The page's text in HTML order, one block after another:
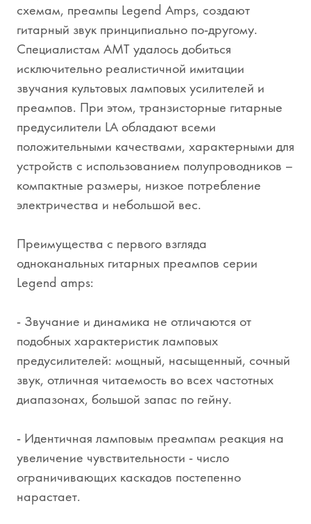
схемам, преампы Legend Amps, создают
гитарный звук принципиально по-другому.
Специалистам АМТ удалось добиться
исключительно реалистичной имитации
звучания культовых ламповых усилителей и
преампов. При этом, транзисторные гитарные
предусилители LA обладают всеми
положительными качествами, характерными для
устройств с использованием полупроводников –
компактные размеры, низкое потребление
электричества и небольшой вес.
Преимущества с первого взгляда
одноканальных гитарных преампов серии
Legend amps:
- Звучание и динамика не отличаются от
подобных характеристик ламповых
предусилителей: мощный, насыщенный, сочный
звук, отличная читаемость во всех частотных
диапазонах, большой запас по гейну.
- Идентичная ламповым преампам реакция на
увеличение чувствительности - число
ограничивающих каскадов постепенно
нарастает.